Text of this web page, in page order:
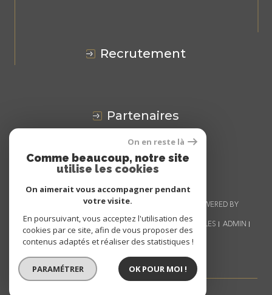
recrutement
partenaires
Avis
CLIENTS
© 2026 | TOUS DROITS RÉSERVÉS | TRADUCTION POWERED BY
GOOGLE |
NOS HONORAIRES
PLAN DU SITE MENTIONS LÉGALES
ADMIN
NOS LIENS
POLITIQUE RGPD COOKIES
On en reste là
Comme beaucoup, notre site
utilise les cookies
On aimerait vous accompagner pendant
votre visite.
En poursuivant, vous acceptez l'utilisation des
cookies par ce site, afin de vous proposer des
contenus adaptés et réaliser des statistiques !
PARAMÉTRER OK POUR MOI !